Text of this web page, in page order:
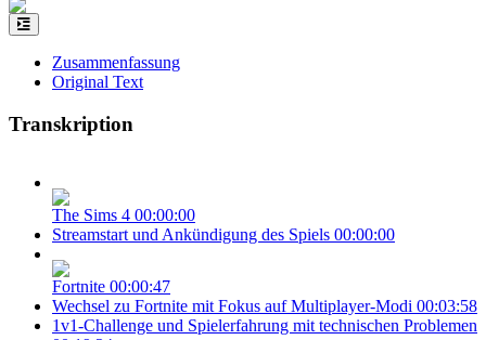
Zusammenfassung
Original Text
Transkription
The Sims 4 00:00:00
Streamstart und Ankündigung des Spiels 00:00:00
Fortnite 00:00:47
Wechsel zu Fortnite mit Fokus auf Multiplayer-Modi 00:03:58
1v1-Challenge und Spielerfahrung mit technischen Problemen